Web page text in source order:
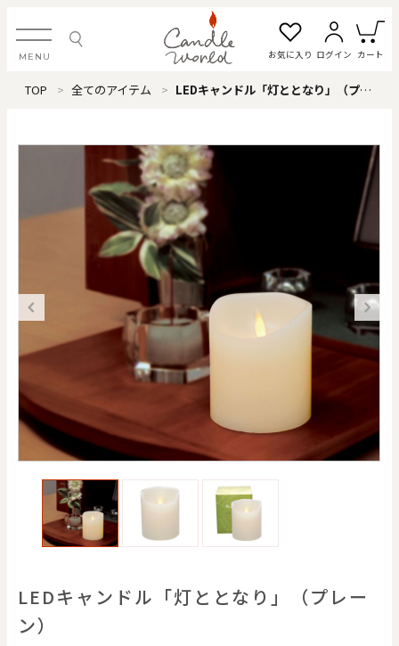
MENU お気に入り ログイン カート
ログイン・新規会員登録
お気に入り一覧
すべてのアイテム
カテゴリから探す
#タグから探す
価格で探す
円
クリア
色で探す
TOP 全てのアイテム LEDキャンドル「灯ととなり」（プレーン）
LEDキャンドル「灯ととなり」（プレー
ン）